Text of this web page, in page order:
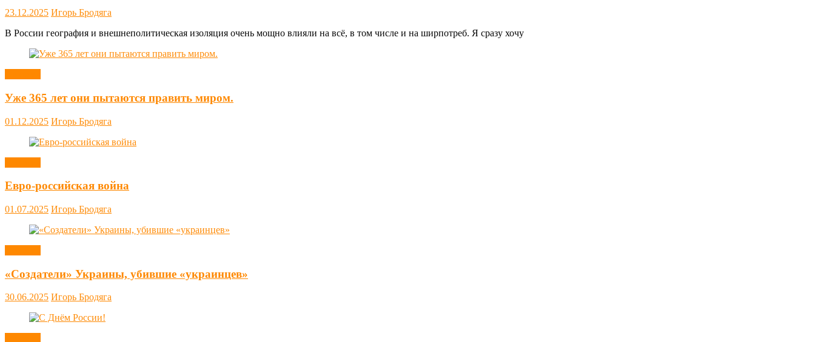
23.12.2025 Игорь Бродяга
В России география и внешнеполитическая изоляция очень мощно влияли на всё, в том числе и на ширпотреб. Я сразу хочу
Уже 365 лет они пытаются править миром.
01.12.2025 Игорь Бродяга
Евро-российская война
01.07.2025 Игорь Бродяга
«Создатели» Украины, убившие «украинцев»
30.06.2025 Игорь Бродяга